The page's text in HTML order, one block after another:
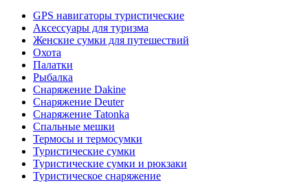
GPS навигаторы туристические
Аксессуары для туризма
Женские сумки для путешествий
Охота
Палатки
Рыбалка
Снаряжение Dakine
Снаряжение Deuter
Снаряжение Tatonka
Спальные мешки
Термосы и термосумки
Туристические сумки
Туристические сумки и рюкзаки
Туристическое снаряжение